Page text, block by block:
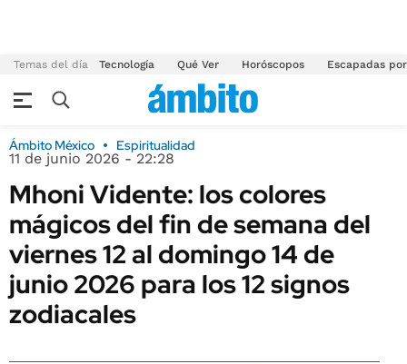
Temas del día Tecnología Qué Ver Horóscopos Escapadas
Ámbito México Espiritualidad
11 de junio 2026 - 22:28
Mhoni Vidente: los colores
mágicos del fin de semana del
viernes 12 al domingo 14 de
junio 2026 para los 12 signos
zodiacales